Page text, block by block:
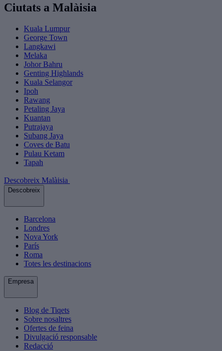
Ciutats a Malàisia
Kuala Lumpur
George Town
Langkawi
Melaka
Johor Bahru
Genting Highlands
Kuala Selangor
Ipoh
Rawang
Petaling Jaya
Kuantan
Putrajaya
Subang Jaya
Coves de Batu
Pulau Ketam
Tapah
Descobreix Malàisia
Descobreix
Barcelona
Londres
Nova York
París
Roma
Totes les destinacions
Empresa
Blog de Tiqets
Sobre nosaltres
Ofertes de feina
Divulgació responsable
Redacció